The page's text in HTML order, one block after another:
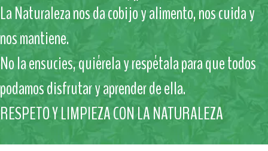
La Naturaleza nos da cobijo y alimento, nos cuida y
nos mantiene.
No la ensucies, quiérela y respétala para que todos
podamos disfrutar y aprender de ella.
RESPETO Y LIMPIEZA CON LA NATURALEZA